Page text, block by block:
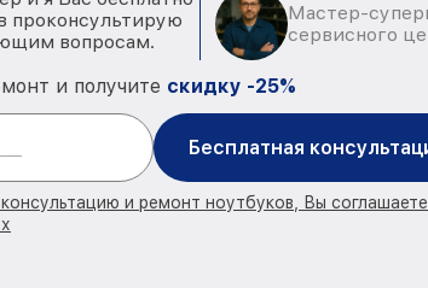
проконсультирую
вопросам.
Мастер-
сервисного
и получите скидку -25%
Бесплатная
консультацию и ремонт ноутбуков, Вы